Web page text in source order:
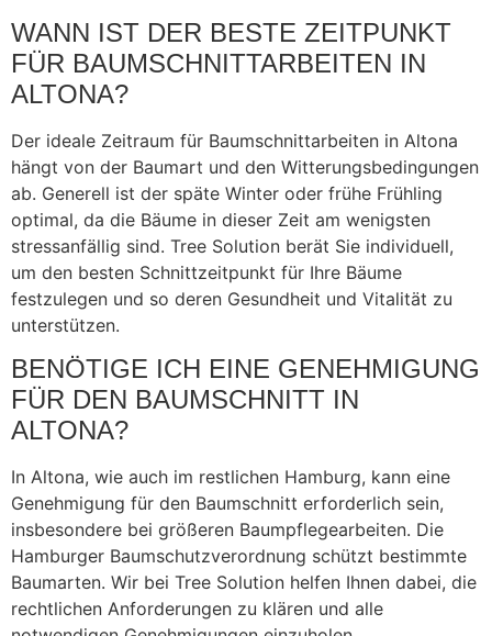
WANN IST DER BESTE ZEITPUNKT
FÜR BAUMSCHNITTARBEITEN IN
ALTONA?
Der ideale Zeitraum für Baumschnittarbeiten in Altona
hängt von der Baumart und den Witterungsbedingungen
ab. Generell ist der späte Winter oder frühe Frühling
optimal, da die Bäume in dieser Zeit am wenigsten
stressanfällig sind. Tree Solution berät Sie individuell,
um den besten Schnittzeitpunkt für Ihre Bäume
festzulegen und so deren Gesundheit und Vitalität zu
unterstützen.
BENÖTIGE ICH EINE GENEHMIGUNG
FÜR DEN BAUMSCHNITT IN
ALTONA?
In Altona, wie auch im restlichen Hamburg, kann eine
Genehmigung für den Baumschnitt erforderlich sein,
insbesondere bei größeren Baumpflegearbeiten. Die
Hamburger Baumschutzverordnung schützt bestimmte
Baumarten. Wir bei Tree Solution helfen Ihnen dabei, die
rechtlichen Anforderungen zu klären und alle